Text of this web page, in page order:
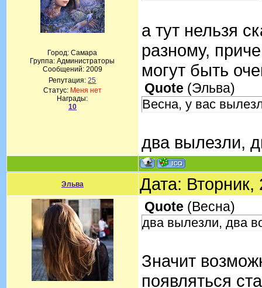
Город: Самара
Группа: Администраторы
Сообщений: 2009
Репутация:25
Статус: Меня нет
Награды:
10
а тут нельзя
разному,
могут быть
Quote (Эльва)
Весна, у вас
два вылезли,
Эльва Дата:
Quote (Весна)
два вылезли, два
Значит
появляться